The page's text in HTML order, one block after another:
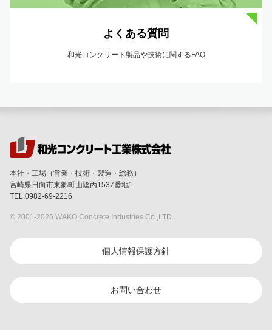
よくある質問
和光コンクリート製品や技術に関するFAQ
本社・工場（営業・技術・製造・総務）
宮崎県日向市東郷町山陰丙1537番地1
TEL.0982-69-2216
© 2001-2026 WAKO Concrete Industries Co.,LTD.
個人情報保護方針
お問い合わせ